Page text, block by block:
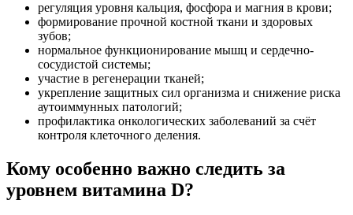
регуляция уровня кальция, фосфора и магния в крови;
формирование прочной костной ткани и здоровых
зубов;
нормальное функционирование мышц и сердечно-
сосудистой системы;
участие в регенерации тканей;
укрепление защитных сил организма и снижение риска
аутоиммунных патологий;
профилактика онкологических заболеваний за счёт
контроля клеточного деления.
Кому особенно важно следить за
уровнем витамина D?